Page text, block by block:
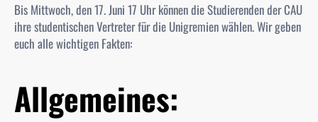
Bis Mittwoch, den 17. Juni 17 Uhr können die Studierenden der CAU
ihre studentischen Vertreter für die Unigremien wählen. Wir geben
euch alle wichtigen Fakten:
Allgemeines: